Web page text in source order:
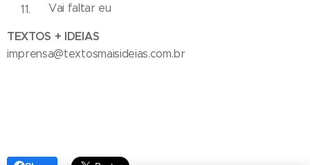
Vai faltar eu
TEXTOS + IDEIAS
imprensa@textosmaisideias.com.br